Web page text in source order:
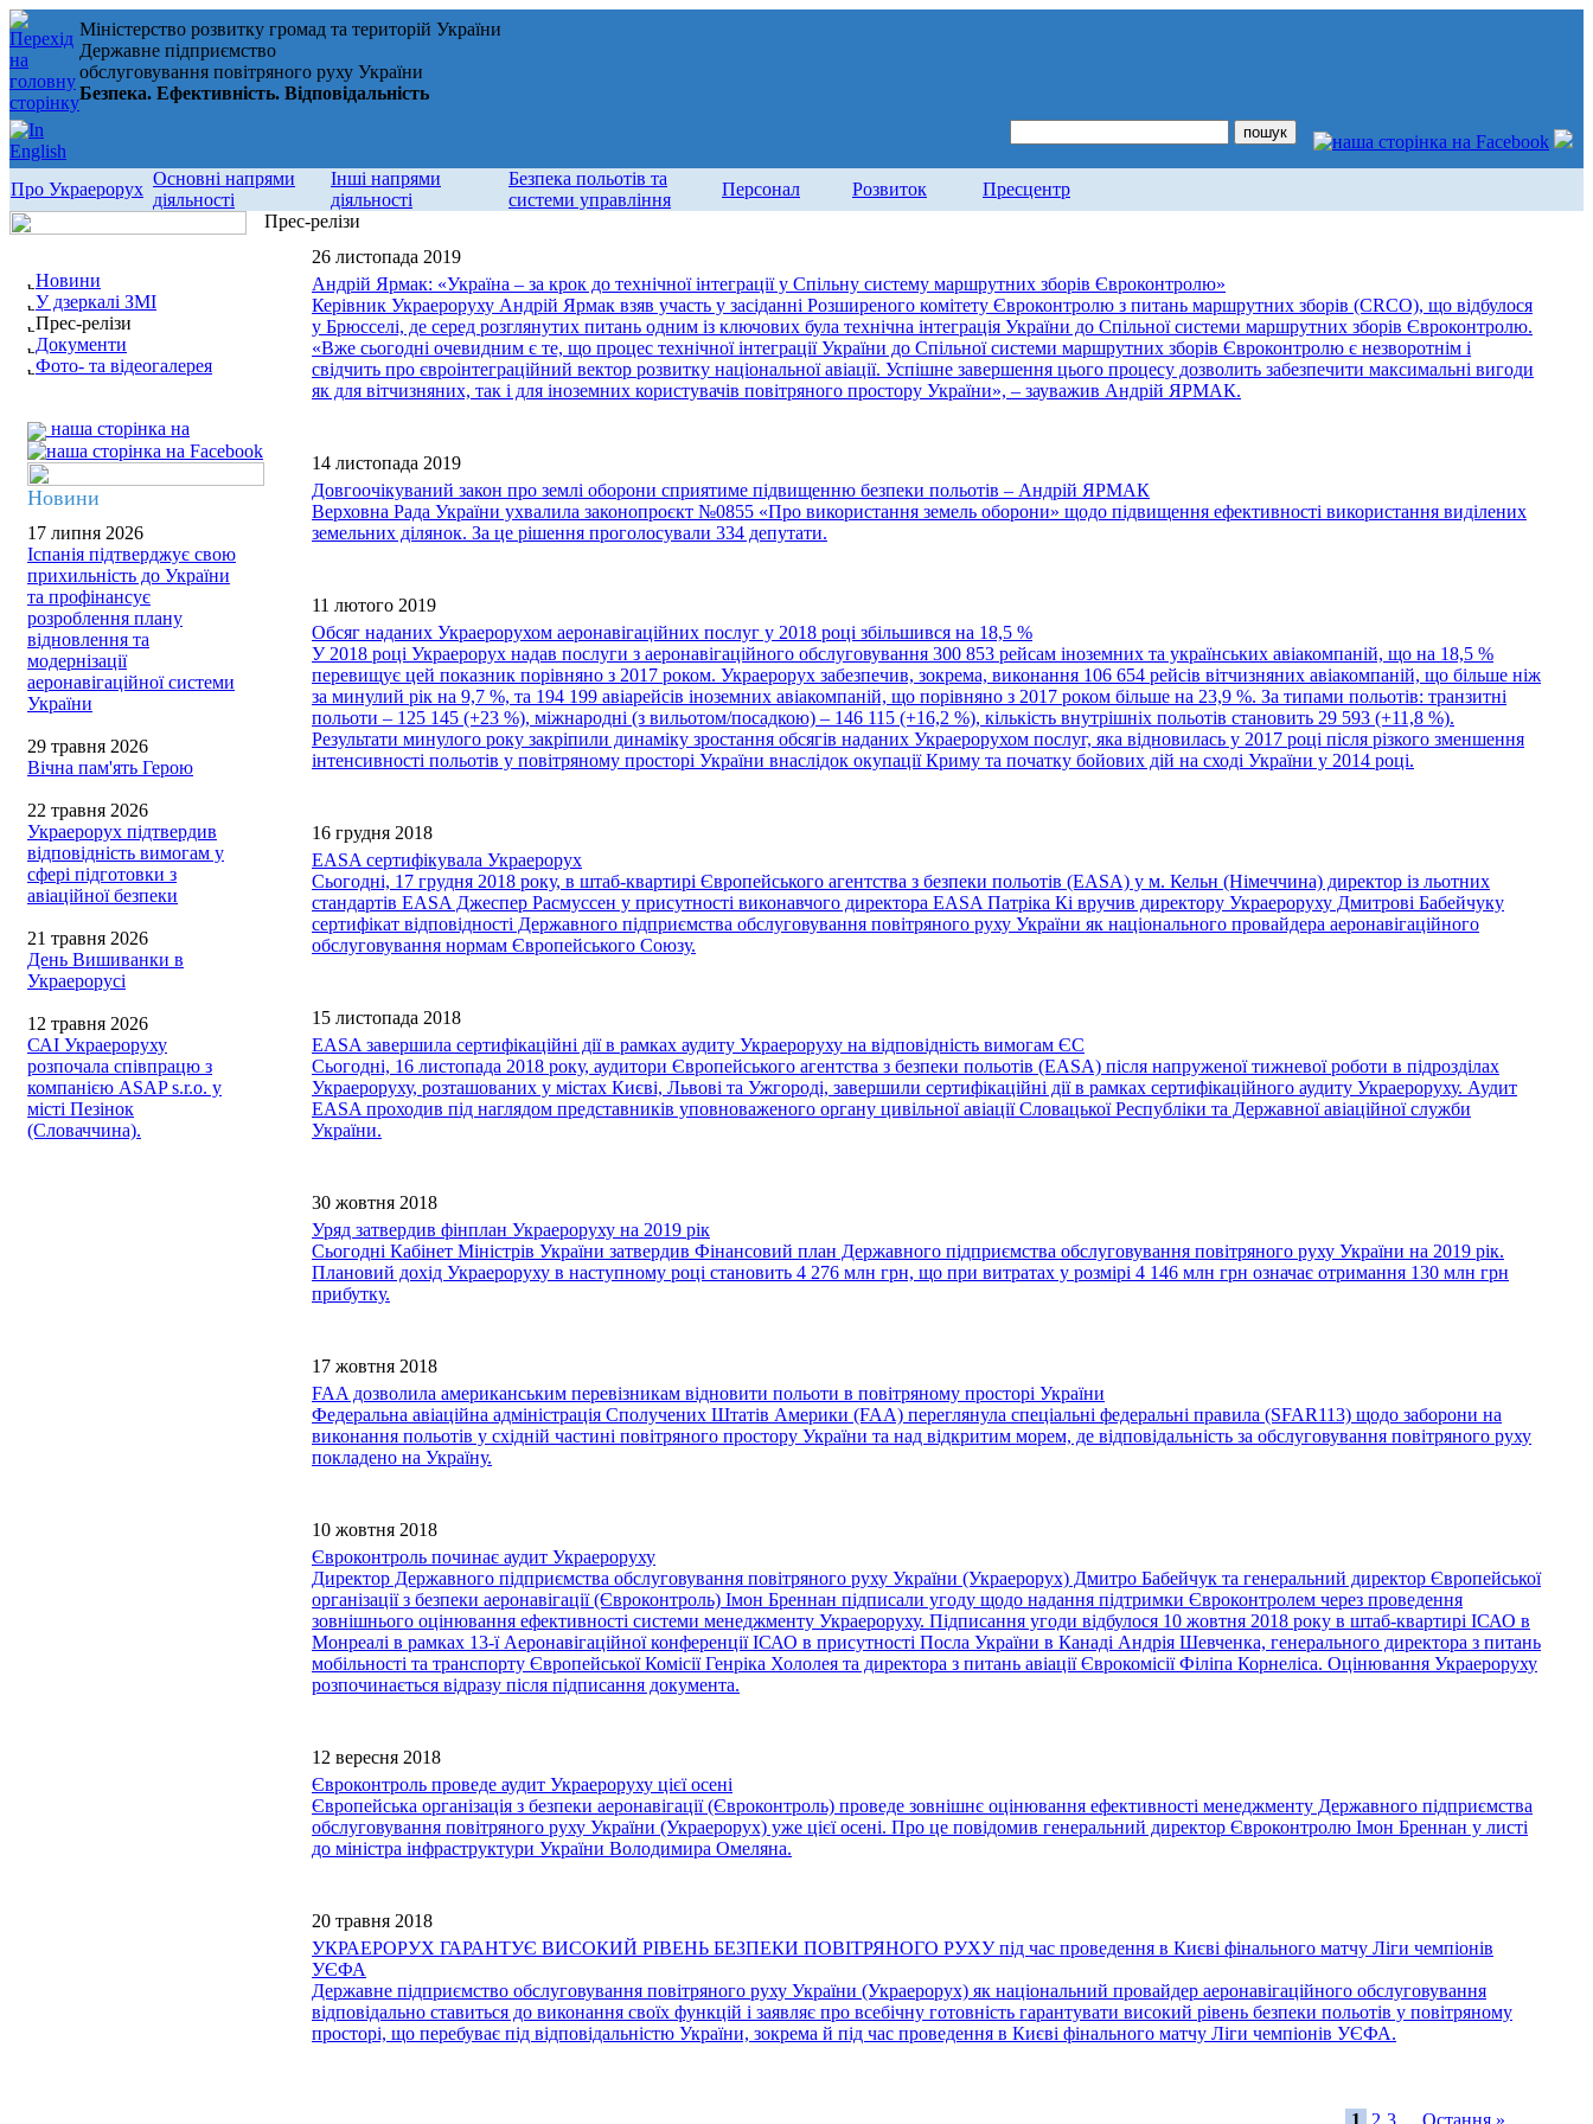
Міністерство розвитку громад та територій України
Державне підприємство
обслуговування повітряного руху України
Безпека. Ефективність. Відповідальність
Про Украерорух
Основні напрями
діяльності
Інші напрями
діяльності
Безпека польотів та
системи управління
Персонал Розвиток Пресцентр
Новини
У дзеркалі ЗМІ
Прес-релізи
Документи
Фото- та відеогалерея
наша сторінка на
Новини
17 липня 2026
Іспанія підтверджує свою
прихильність до України
та профінансує
розроблення плану
відновлення та
модернізації
аеронавігаційної системи
України
29 травня 2026
Вічна пам'ять Герою
22 травня 2026
Украерорух підтвердив
відповідність вимогам у
сфері підготовки з
авіаційної безпеки
21 травня 2026
День Вишиванки в
Украерорусі
12 травня 2026
САІ Украероруху
розпочала співпрацю з
компанією ASAP s.r.o. у
місті Пезінок
(Словаччина).
Прес-релізи
26 листопада 2019
Андрій Ярмак: «Україна – за крок до технічної інтеграції у Спільну систему маршрутних зборів Євроконтролю»
Керівник Украероруху Андрій Ярмак взяв участь у засіданні Розширеного комітету Євроконтролю з питань маршрутних зборів (CRCO), що відбулося
у Брюсселі, де серед розглянутих питань одним із ключових була технічна інтеграція України до Спільної системи маршрутних зборів Євроконтролю.
«Вже сьогодні очевидним є те, що процес технічної інтеграції України до Спільної системи маршрутних зборів Євроконтролю є незворотнім і
свідчить про євроінтеграційний вектор розвитку національної авіації. Успішне завершення цього процесу дозволить забезпечити максимальні вигоди
як для вітчизняних, так і для іноземних користувачів повітряного простору України», – зауважив Андрій ЯРМАК.
14 листопада 2019
Довгоочікуваний закон про землі оборони сприятиме підвищенню безпеки польотів – Андрій ЯРМАК
Верховна Рада України ухвалила законопроєкт №0855 «Про використання земель оборони» щодо підвищення ефективності використання виділених
земельних ділянок. За це рішення проголосували 334 депутати.
11 лютого 2019
Обсяг наданих Украерорухом аеронавігаційних послуг у 2018 році збільшився на 18,5 %
У 2018 році Украерорух надав послуги з аеронавігаційного обслуговування 300 853 рейсам іноземних та українських авіакомпаній, що на 18,5 %
перевищує цей показник порівняно з 2017 роком. Украерорух забезпечив, зокрема, виконання 106 654 рейсів вітчизняних авіакомпаній, що більше ніж
за минулий рік на 9,7 %, та 194 199 авіарейсів іноземних авіакомпаній, що порівняно з 2017 роком більше на 23,9 %. За типами польотів: транзитні
польоти – 125 145 (+23 %), міжнародні (з вильотом/посадкою) – 146 115 (+16,2 %), кількість внутрішніх польотів становить 29 593 (+11,8 %).
Результати минулого року закріпили динаміку зростання обсягів наданих Украерорухом послуг, яка відновилась у 2017 році після різкого зменшення
інтенсивності польотів у повітряному просторі України внаслідок окупації Криму та початку бойових дій на сході України у 2014 році.
16 грудня 2018
EASA сертифікувала Украерорух
Сьогодні, 17 грудня 2018 року, в штаб-квартирі Європейського агентства з безпеки польотів (EASA) у м. Кельн (Німеччина) директор із льотних
стандартів EASA Джеспер Расмуссен у присутності виконавчого директора EASA Патріка Кі вручив директору Украероруху Дмитрові Бабейчуку
сертифікат відповідності Державного підприємства обслуговування повітряного руху України як національного провайдера аеронавігаційного
обслуговування нормам Європейського Союзу.
15 листопада 2018
EASA завершила сертифікаційні дії в рамках аудиту Украероруху на відповідність вимогам ЄС
Сьогодні, 16 листопада 2018 року, аудитори Європейського агентства з безпеки польотів (EASA) після напруженої тижневої роботи в підрозділах
Украероруху, розташованих у містах Києві, Львові та Ужгороді, завершили сертифікаційні дії в рамках сертифікаційного аудиту Украероруху. Аудит
EASA проходив під наглядом представників уповноваженого органу цивільної авіації Словацької Республіки та Державної авіаційної служби
України.
30 жовтня 2018
Уряд затвердив фінплан Украероруху на 2019 рік
Сьогодні Кабінет Міністрів України затвердив Фінансовий план Державного підприємства обслуговування повітряного руху України на 2019 рік.
Плановий дохід Украероруху в наступному році становить 4 276 млн грн, що при витратах у розмірі 4 146 млн грн означає отримання 130 млн грн
прибутку.
17 жовтня 2018
FAA дозволила американським перевізникам відновити польоти в повітряному просторі України
Федеральна авіаційна адміністрація Сполучених Штатів Америки (FAA) переглянула спеціальні федеральні правила (SFAR113) щодо заборони на
виконання польотів у східній частині повітряного простору України та над відкритим морем, де відповідальність за обслуговування повітряного руху
покладено на Україну.
10 жовтня 2018
Євроконтроль починає аудит Украероруху
Директор Державного підприємства обслуговування повітряного руху України (Украерорух) Дмитро Бабейчук та генеральний директор Європейської
організації з безпеки аеронавігації (Євроконтроль) Імон Бреннан підписали угоду щодо надання підтримки Євроконтролем через проведення
зовнішнього оцінювання ефективності системи менеджменту Украероруху. Підписання угоди відбулося 10 жовтня 2018 року в штаб-квартирі ІСАО в
Монреалі в рамках 13-ї Аеронавігаційної конференції ІСАО в присутності Посла України в Канаді Андрія Шевченка, генерального директора з питань
мобільності та транспорту Європейської Комісії Генріка Хололея та директора з питань авіації Єврокомісії Філіпа Корнеліса. Оцінювання Украероруху
розпочинається відразу після підписання документа.
12 вересня 2018
Євроконтроль проведе аудит Украероруху цієї осені
Європейська організація з безпеки аеронавігації (Євроконтроль) проведе зовнішнє оцінювання ефективності менеджменту Державного підприємства
обслуговування повітряного руху України (Украерорух) уже цієї осені. Про це повідомив генеральний директор Євроконтролю Імон Бреннан у листі
до міністра інфраструктури України Володимира Омеляна.
20 травня 2018
УКРАЕРОРУХ ГАРАНТУЄ ВИСОКИЙ РІВЕНЬ БЕЗПЕКИ ПОВІТРЯНОГО РУХУ під час проведення в Києві фінального матчу Ліги чемпіонів
УЄФА
Державне підприємство обслуговування повітряного руху України (Украерорух) як національний провайдер аеронавігаційного обслуговування
відповідально ставиться до виконання своїх функцій і заявляє про всебічну готовність гарантувати високий рівень безпеки польотів у повітряному
просторі, що перебуває під відповідальністю України, зокрема й під час проведення в Києві фінального матчу Ліги чемпіонів УЄФА.
1 2 3 Остання »